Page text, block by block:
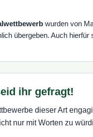
wurden von
übergeben. Auch hierfür
ihr gefragt!
dieser Art
nur mit Worten zu